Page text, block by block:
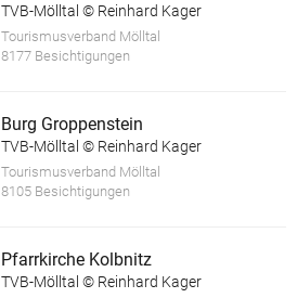
TVB-Mölltal © Reinhard Kager
Tourismusverband Mölltal
8177 Besichtigungen
Burg Groppenstein
TVB-Mölltal © Reinhard Kager
Tourismusverband Mölltal
8105 Besichtigungen
Pfarrkirche Kolbnitz
TVB-Mölltal © Reinhard Kager